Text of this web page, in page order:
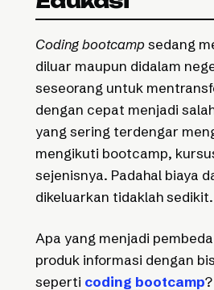
Coding bootcampsedang
diluar maupun didalam
seseorang untuk
dengan cepat menjadi
yang sering terdengar
mengikuti bootcamp,
sejenisnya. Padahal biaya
dikeluarkan tidaklah sedikit.
Apa yang menjadi
produk informasi dengan
seperti coding bootcamp